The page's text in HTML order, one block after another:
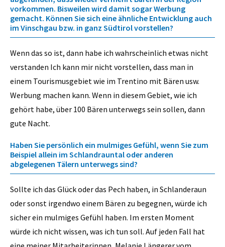
vorkommen. Bisweilen wird damit sogar Werbung
gemacht. Können Sie sich eine ähnliche Entwicklung auch
im Vinschgau bzw. in ganz Südtirol vorstellen?
Wenn das so ist, dann habe ich wahrscheinlich etwas nicht
verstanden Ich kann mir nicht vorstellen, dass man in
einem Tourismusgebiet wie im Trentino mit Bären usw.
Werbung machen kann. Wenn in diesem Gebiet, wie ich
gehört habe, über 100 Bären unterwegs sein sollen, dann
gute Nacht.
Haben Sie persönlich ein mulmiges Gefühl, wenn Sie zum
Beispiel allein im Schlandrauntal oder anderen
abgelegenen Tälern unterwegs sind?
Sollte ich das Glück oder das Pech haben, in Schlanderaun
oder sonst irgendwo einem Bären zu begegnen, würde ich
sicher ein mulmiges Gefühl haben. Im ersten Moment
würde ich nicht wissen, was ich tun soll. Auf jeden Fall hat